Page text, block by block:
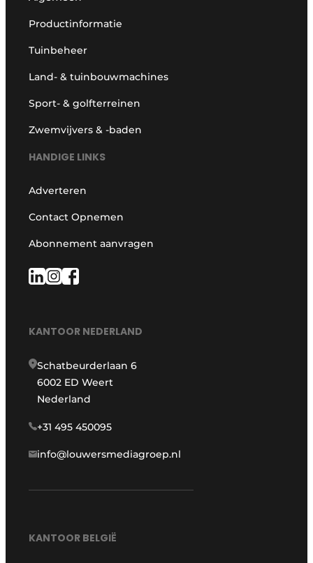
Productinformatie
Tuinbeheer
Land- & tuinbouwmachines
Sport- & golfterreinen
Zwemvijvers & -baden
HANDIGE LINKS
Adverteren
Contact Opnemen
Abonnement aanvragen
KANTOOR NEDERLAND
Schatbeurderlaan 6
6002 ED Weert
Nederland
+31 495 450095
info@louwersmediagroep.nl
KANTOOR BELGIË